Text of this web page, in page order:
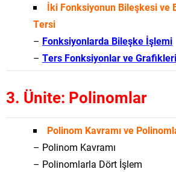
İki Fonksiyonun Bileşkesi ve
Tersi
– Fonksiyonlarda Bileşke İşlemi
– Ters Fonksiyonlar ve Grafikleri
3. Ünite: Polinomlar
Polinom Kavramı ve
– Polinom Kavramı
– Polinomlarla Dört İşlem